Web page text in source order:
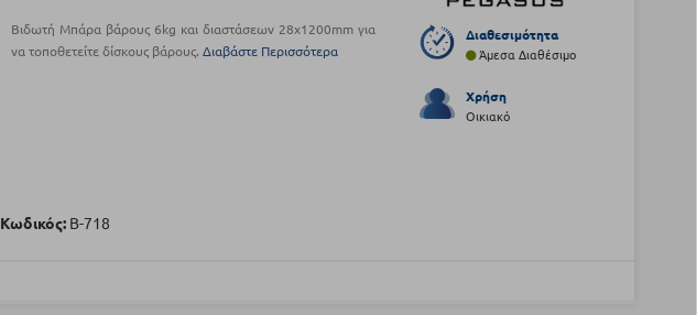
Βιδωτή Μπάρα βάρους 6kg και διαστάσεων 28x1200mm για
να τοποθετείτε δίσκους βάρους.Διαβάστε Περισσότερα
Κωδικός: Β-718
Διαθεσιμότητα
Άμεσα Διαθέσιμο
Χρήση
Οικιακό